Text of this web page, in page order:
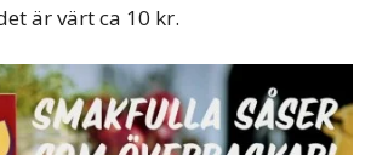
är värt ca 10 kr.